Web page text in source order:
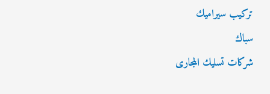
تركيب سيراميك
سباك
شركات تسليك المجارى